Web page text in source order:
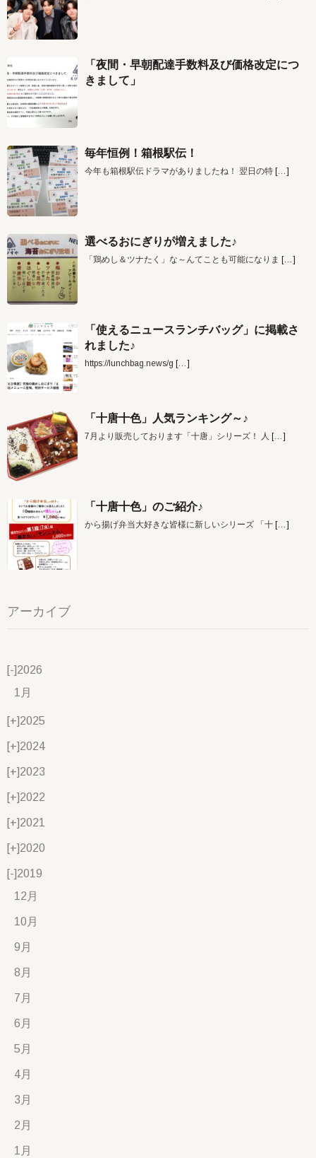
「夜間・早朝配達手数料及び価格改定につ
きまして」
毎年恒例！箱根駅伝！
今年も箱根駅伝ドラマがありましたね！ 翌日の特 […]
選べるおにぎりが増えました♪
「鶏めし＆ツナたく」な～んてことも可能になりま […]
「使えるニュースランチバッグ」に掲載さ
れました♪
https://lunchbag.news/g […]
「十唐十色」人気ランキング～♪
7月より販売しております「十唐」シリーズ！ 人 […]
「十唐十色」のご紹介♪
から揚げ弁当大好きな皆様に新しいシリーズ 「十 […]
アーカイブ
[-]2026
1月
[+]2025
[+]2024
[+]2023
[+]2022
[+]2021
[+]2020
[-]2019
12月
10月
9月
8月
7月
6月
5月
4月
3月
2月
1月